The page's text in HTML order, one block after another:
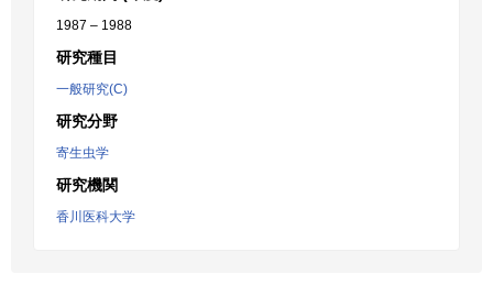
1987 – 1988
研究種目
一般研究(C)
研究分野
寄生虫学
研究機関
香川医科大学